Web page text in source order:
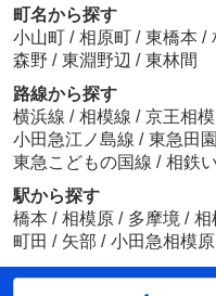
町名から探す
小山町 / 相原町 / 東橋本 /
森野 / 東淵野辺 / 東林間
路線から探す
横浜線 / 相模線 / 京王相
小田急江ノ島線 / 東急田
東急こどもの国線 / 相鉄
駅から探す
橋本 / 相模原 / 多摩境 / 相
町田 / 矢部 / 小田急相模原